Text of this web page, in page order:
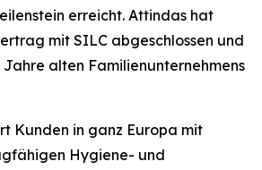
erreicht. Attindas hat
mit SILC abgeschlossen und
Jahre alten Familienunternehmens
Kunden in ganz Europa mit
Hygiene- und